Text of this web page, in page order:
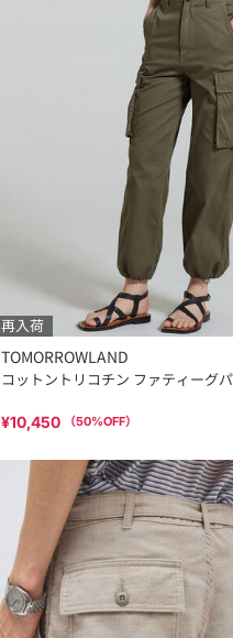
再入荷
TOMORROWLAND
コットントリコチン ファティーグ
¥10,450 （50%OFF）